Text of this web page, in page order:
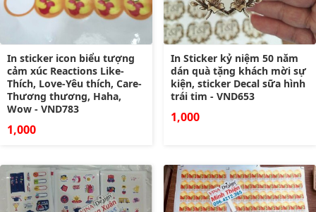
In sticker icon biểu tượng
cảm xúc Reactions Like-
Thích, Love-Yêu thích, Care-
Thương thương, Haha,
Wow - VND783
1,000
In Sticker kỷ niệm 50 năm
dán quà tặng khách mời sự
kiện, sticker Decal sữa hình
trái tim - VND653
1,000